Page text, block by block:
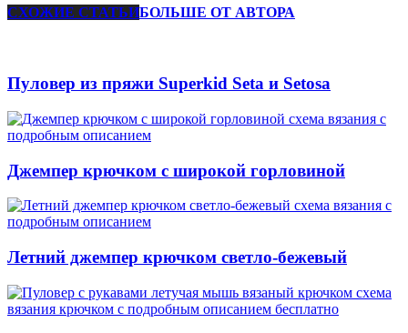
СХОЖИЕ СТАТЬИБОЛЬШЕ ОТ АВТОРА
Пуловер из пряжи Superkid Seta и Setosa
Джемпер крючком с широкой горловиной
Летний джемпер крючком светло-бежевый